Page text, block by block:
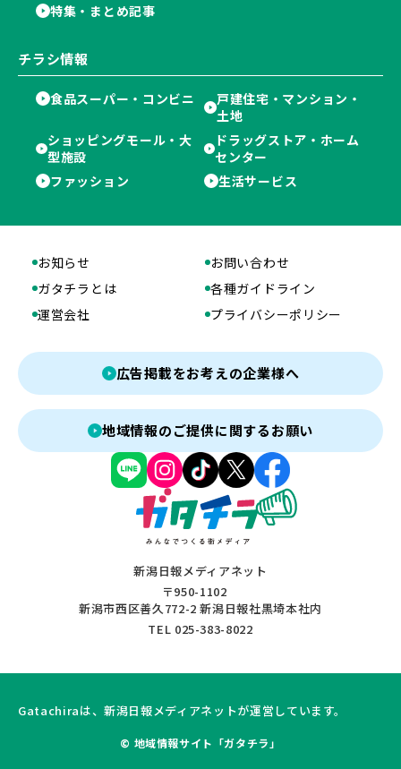
特集・まとめ記事
チラシ情報
食品スーパー・コンビニ
戸建住宅・マンション・
土地
ショッピングモール・大
型施設
ドラッグストア・ホーム
センター
ファッション
生活サービス
新潟日報メディアネット
〒950-1102
新潟市西区善久772-2 新潟日報社黒埼本社内
TEL 025-383-8022
お知らせ
お問い合わせ
ガタチラとは
各種ガイドライン
運営会社
プライバシーポリシー
広告掲載をお考えの企業様へ
地域情報のご提供に関するお願い
Gatachiraは、新潟日報メディアネットが運営しています。
© 地域情報サイト「ガタチラ」